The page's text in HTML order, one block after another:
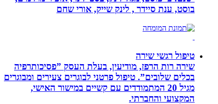
בוסט, ענת סיידר , לינק שייק, אורי שחם
טיפול רגשי שירה
שירה רות הרפז, מודיעין, בעלת העסק ”פסיכותרפיה
בכלים שלובים”. טיפול פרטני לבוגרים צעירים ומבוגרים
מגיל 20 המתמודדים עם קשיים במישור האישי,
המקצועי והחברתי.